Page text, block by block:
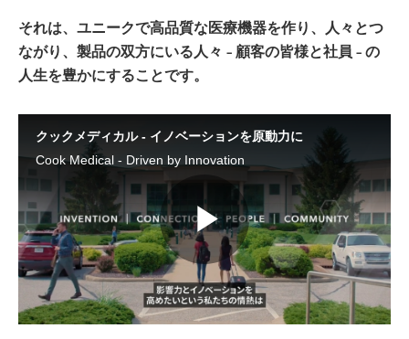
それは、ユニークで高品質な医療機器を作り、人々とつ
ながり、製品の双方にいる人々 – 顧客の皆様と社員 – の
人生を豊かにすることです。
クックメディカル - イノベーションを原動力に
Cook Medical - Driven by Innovation
Play